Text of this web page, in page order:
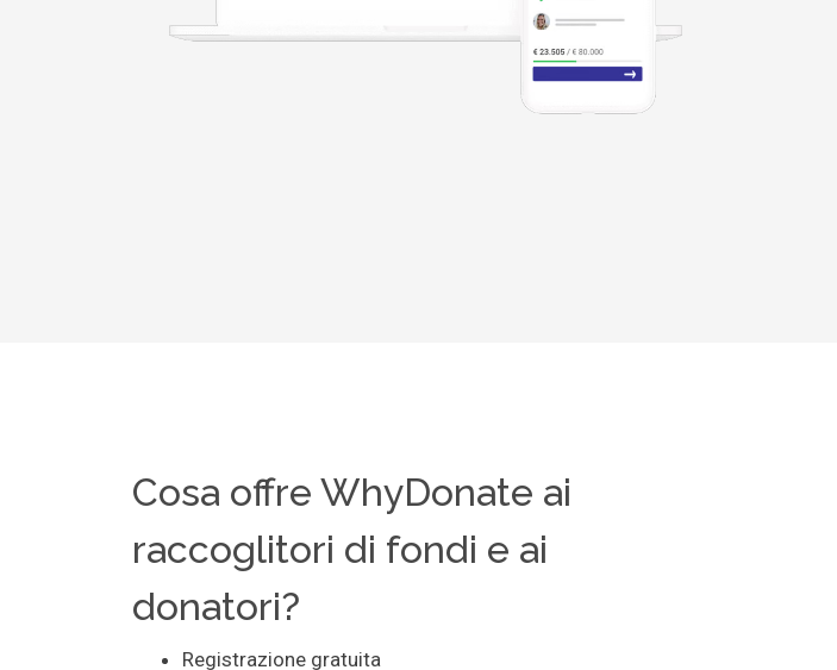
Cosa offre WhyDonate ai
raccoglitori di fondi e ai
donatori?
Registrazione gratuita